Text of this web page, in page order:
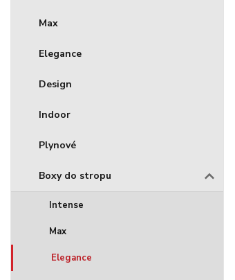
Max
Elegance
Design
Indoor
Plynové
Boxy do stropu
Intense
Max
Elegance